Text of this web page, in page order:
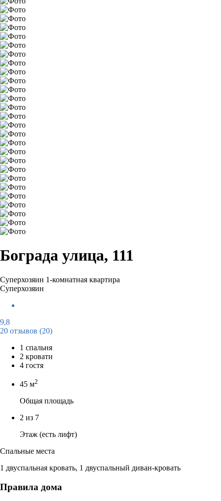
Бограда улица, 111
Суперхозяин 1-комнатная квартира
Суперхозяин
9,8
20 отзывов (20)
1 спальня
2 кровати
4 гостя
45 м2
Общая площадь
2 из 7
Этаж (есть лифт)
Спальные места
1 двуспальная кровать, 1 двуспальный диван-кровать
Правила дома